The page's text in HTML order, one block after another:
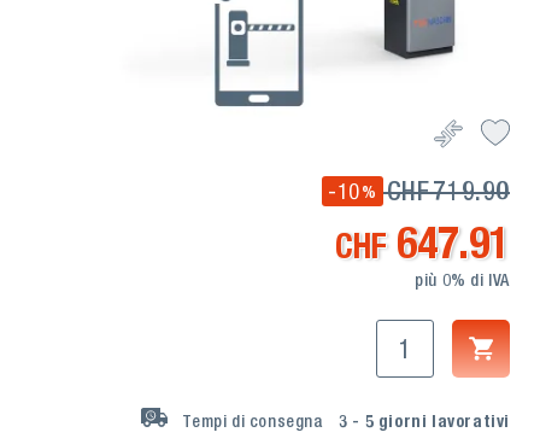
-10% 719.90
CHF
647.91
CHF
più 0% di IVA
Tempi di consegna 3 - 5 giorni lavorativi